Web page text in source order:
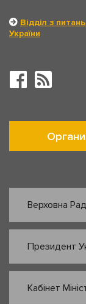
Відділ з
України
Верховна
Президент
Кабінет